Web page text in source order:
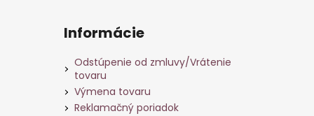
Informácie
Odstúpenie od zmluvy/Vrátenie
tovaru
Výmena tovaru
Reklamačný poriadok